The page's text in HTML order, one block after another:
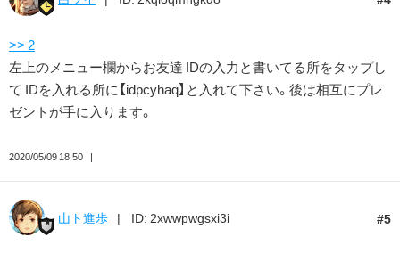
>> 2
左上のメニュー欄からお友達 IDの入力と書いてる所をタップし
て IDを入れる所に【idpcyhaq】と入れて下さい。後は相互にプレ
ゼントが手に入ります。
2020/05/09 18:50
5
山ト進歩 ID: 2xwwpwgsxi3i